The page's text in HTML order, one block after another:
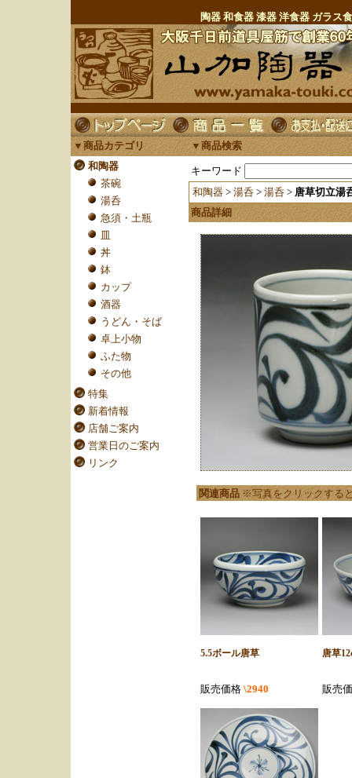
陶器 和食器 漆器 洋食器 ガラス
▼商品カテゴリ
和陶器
茶碗
湯呑
急須・土瓶
皿
丼
鉢
カップ
酒器
うどん・そば
卓上小物
ふた物
その他
特集
新着情報
店舗ご案内
営業日のご案内
リンク
▼商品検索
キーワード
和陶器 > 湯呑 > 湯呑 > 唐草切立湯
商品詳細
関連商品※写真をクリックする
5.5ボール唐草
販売価格 \2940
唐草
販売